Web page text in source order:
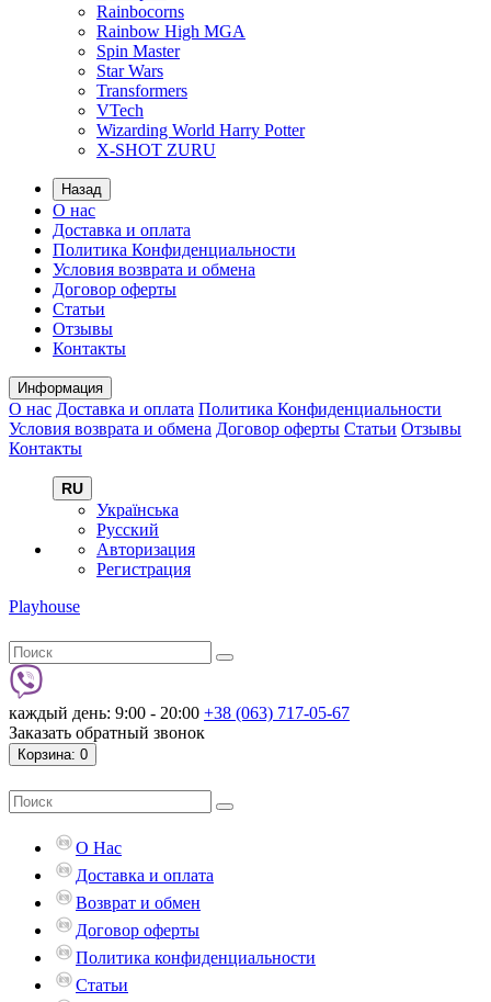
Rainbocorns
Rainbow High MGA
Spin Master
Star Wars
Transformers
VTech
Wizarding World Harry Potter
X-SHOT ZURU
Назад
О нас
Доставка и оплата
Политика Конфиденциальности
Условия возврата и обмена
Договор оферты
Статьи
Отзывы
Контакты
Информация
О нас Доставка и оплата Политика Конфиденциальности
Условия возврата и обмена Договор оферты Статьи Отзывы
Контакты
RU
Українська
Русский
Авторизация
Регистрация
Playhouse
каждый день: 9:00 - 20:00 +38 (063) 717-05-67
Заказать обратный звонок
Корзина: 0
О Нас
Доставка и оплата
Возврат и обмен
Договор оферты
Политика конфиденциальности
Статьи